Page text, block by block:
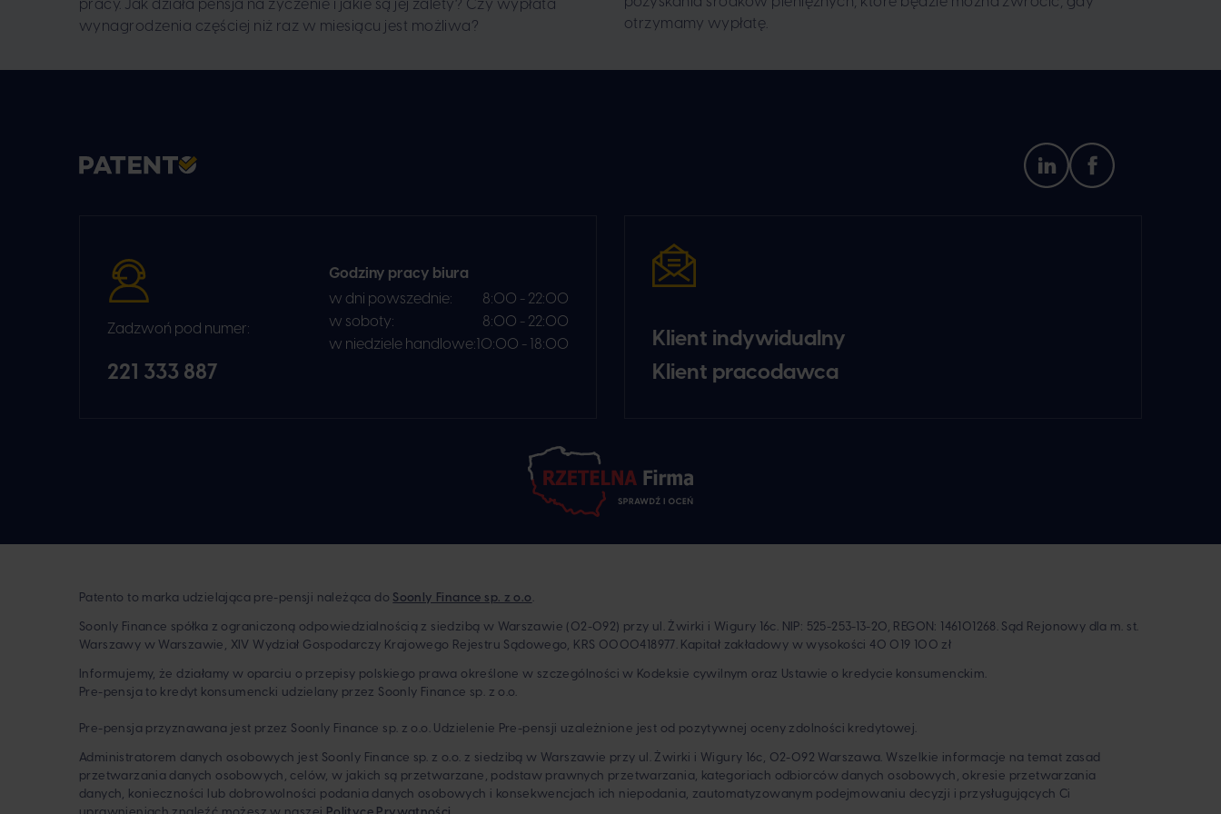
pracy. Jak działa pensja na życzenie i jakie są jej zalety? Czy wypłata
wynagrodzenia częściej niż raz w miesiącu jest możliwa?
otrzymamy wypłatę.‍
Zadzwoń pod numer:
221 333 887
Godziny pracy biura
w dni powszednie:
8:00 - 22:00
w soboty:
8:00 - 22:00
w niedziele handlowe: 10:00 - 18:00
Klient indywidualny
Klient pracodawca
Patento to marka udzielająca pre-pensji należąca do Soonly Finance sp. z o.o .
Soonly Finance spółka z ograniczoną odpowiedzialnością z siedzibą w Warszawie (02-092) przy ul. Żwirki i Wigury 16c. NIP: 525-253-13-20, REGON: 146101268. Sąd Rejonowy dla m. st.
Warszawy w Warszawie, XIV Wydział Gospodarczy Krajowego Rejestru Sądowego, KRS 0000418977. Kapitał zakładowy w wysokości 40 019 100 zł
Informujemy, że działamy w oparciu o przepisy polskiego prawa określone w szczególności w Kodeksie cywilnym oraz Ustawie o kredycie konsumenckim.
Pre-pensja to kredyt konsumencki udzielany przez Soonly Finance sp. z o.o.
Pre-pensja przyznawana jest przez Soonly Finance sp. z o.o. Udzielenie Pre-pensji uzależnione jest od pozytywnej oceny zdolności kredytowej.
Administratorem danych osobowych jest Soonly Finance sp. z o.o. z siedzibą w Warszawie przy ul. Żwirki i Wigury 16c, 02-092 Warszawa. Wszelkie informacje na temat zasad
przetwarzania danych osobowych, celów, w jakich są przetwarzane, podstaw prawnych przetwarzania, kategoriach odbiorców danych osobowych, okresie przetwarzania
danych, konieczności lub dobrowolności podania danych osobowych i konsekwencjach ich niepodania, zautomatyzowanym podejmowaniu decyzji i przysługujących Ci